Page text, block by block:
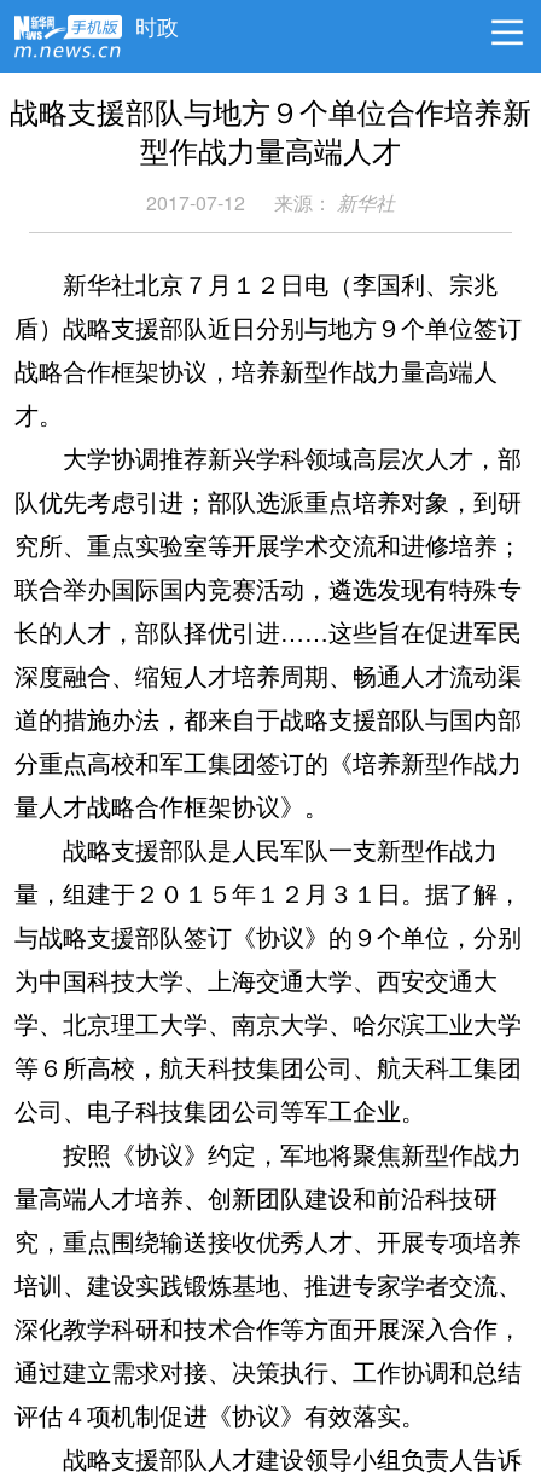
时政
战略支援部队与地方９个单位合作培养新
型作战力量高端人才
2017-07-12 来源： 新华社
新华社北京７月１２日电（李国利、宗兆
盾）战略支援部队近日分别与地方９个单位签订
战略合作框架协议，培养新型作战力量高端人
才。
大学协调推荐新兴学科领域高层次人才，部
队优先考虑引进；部队选派重点培养对象，到研
究所、重点实验室等开展学术交流和进修培养；
联合举办国际国内竞赛活动，遴选发现有特殊专
长的人才，部队择优引进……这些旨在促进军民
深度融合、缩短人才培养周期、畅通人才流动渠
道的措施办法，都来自于战略支援部队与国内部
分重点高校和军工集团签订的《培养新型作战力
量人才战略合作框架协议》。
战略支援部队是人民军队一支新型作战力
量，组建于２０１５年１２月３１日。据了解，
与战略支援部队签订《协议》的９个单位，分别
为中国科技大学、上海交通大学、西安交通大
学、北京理工大学、南京大学、哈尔滨工业大学
等６所高校，航天科技集团公司、航天科工集团
公司、电子科技集团公司等军工企业。
按照《协议》约定，军地将聚焦新型作战力
量高端人才培养、创新团队建设和前沿科技研
究，重点围绕输送接收优秀人才、开展专项培养
培训、建设实践锻炼基地、推进专家学者交流、
深化教学科研和技术合作等方面开展深入合作，
通过建立需求对接、决策执行、工作协调和总结
评估４项机制促进《协议》有效落实。
战略支援部队人才建设领导小组负责人告诉